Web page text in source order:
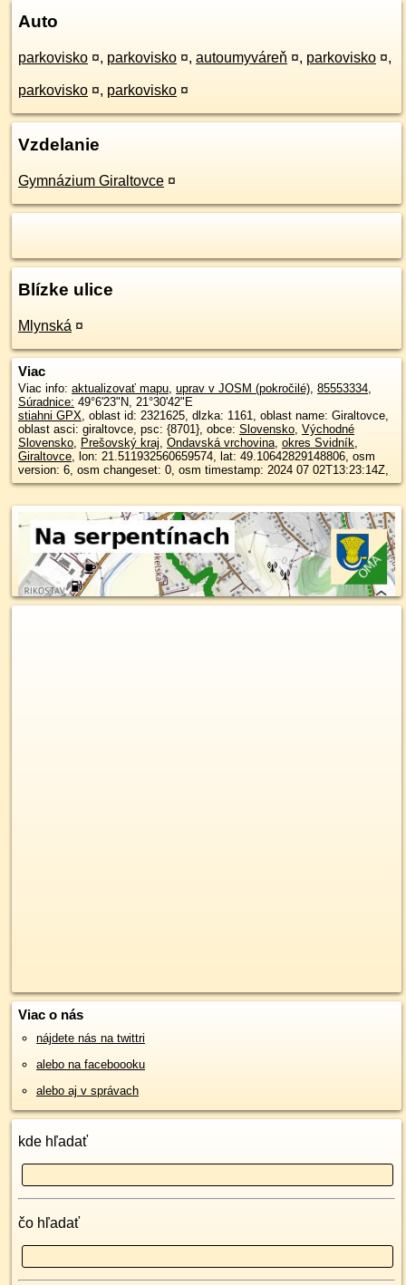
Auto
parkovisko ¤, parkovisko ¤, autoumyváreň ¤, parkovisko ¤,
parkovisko ¤, parkovisko ¤
Vzdelanie
Gymnázium Giraltovce ¤
Blízke ulice
Mlynská ¤
Viac
Viac info: aktualizovať mapu, uprav v JOSM (pokročilé), 85553334,
Súradnice: 49°6'23"N, 21°30'42"E
stiahni GPX, oblast id: 2321625, dlzka: 1161, oblast name: Giraltovce,
oblast asci: giraltovce, psc: {8701}, obce: Slovensko, Východné
Slovensko, Prešovský kraj, Ondavská vrchovina, okres Svidník,
Giraltovce, lon: 21.511932560659574, lat: 49.10642829148806, osm
version: 6, osm changeset: 0, osm timestamp: 2024 07 02T13:23:14Z,
Viac o nás
nájdete nás na twittri
alebo na faceboooku
alebo aj v správach
kde hľadať
čo hľadať